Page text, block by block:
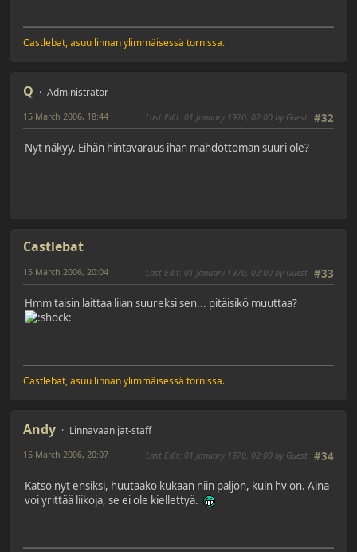
Castlebat, asuu linnan ylimmäisessä tornissa.
Q Administrator
#32
15 March 2006, 18:44 Last Edit: 01 January 1970, 02:00 by Guest
Nyt näkyy. Eihän hintavaraus ihan mahdottoman suuri ole?
Castlebat
#33
15 March 2006, 20:04 Last Edit: 01 January 1970, 02:00 by Guest
Hmm taisin laittaa liian suureksi sen... pitäisikö muuttaa?
Castlebat, asuu linnan ylimmäisessä tornissa.
Andy Linnavaanijat-staff
#34
15 March 2006, 20:07 Last Edit: 01 January 1970, 02:00 by Guest
Katso nyt ensiksi, huutaako kukaan niin paljon, kuin hv on. Aina
voi yrittää liikoja, se ei ole kiellettyä.